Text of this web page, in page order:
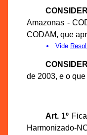
Amazonas -
CODAM, que
Vide
de 2003, e o
Art. 1º
Harmonizado-